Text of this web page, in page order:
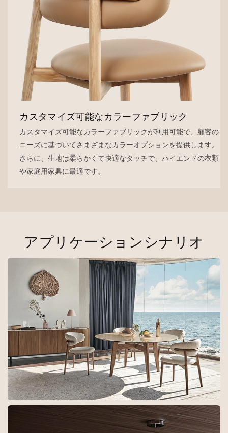
カスタマイズ可能なカラーファブリック
カスタマイズ可能なカラーファブリックが利用可能で、顧客の
ニーズに基づいてさまざまなカラーオプションを提供します。
さらに、生地は柔らかくて快適なタッチで、ハイエンドの衣類
や家庭用家具に最適です。
アプリケーションシナリオ